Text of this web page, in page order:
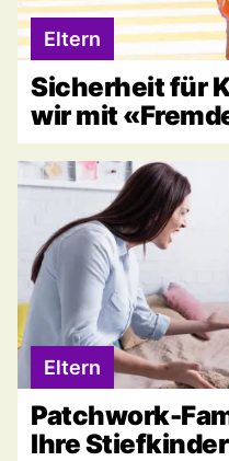
Eltern
Sicherheit für
wir mit
Eltern
Patchwork-
Ihre